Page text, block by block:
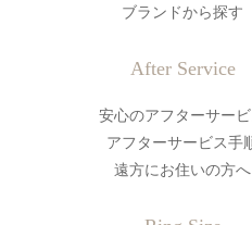
ブランドから探す
After Service
安心のアフターサービ
アフターサービス手
遠方にお住いの方へ